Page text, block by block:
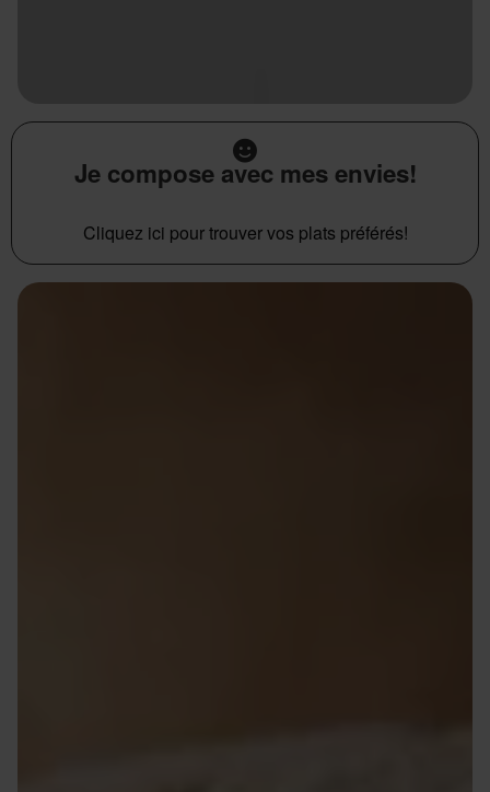
Je compose avec mes envies!
Cliquez ici pour trouver vos plats préférés!